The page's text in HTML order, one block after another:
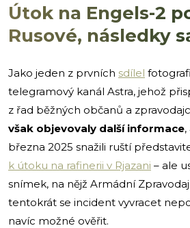
Útok na Engels-2
Rusové, následky
Jako jeden z prvních sdílel
telegramový kanál Astra, jehož
z řad běžných občanů a
však objevovaly další informace
března 2025 snažili ruští
k útoku na rafinerii v Rjazani – ale
snímek, na nějž Armádní
tentokrát se incident vyvracet
navíc možné ověřit.